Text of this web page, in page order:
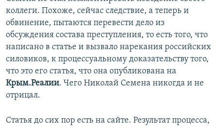
коллеги. Похоже, сейчас следствие, а теперь и
обвинение, пытаются перевести дело из
обсуждения состава преступления, то есть того, что
написано в статье и вызвало нарекания российских
силовиков, к процессуальному доказательству того,
что это его статья, что она опубликована на
Крым.Реалии. Чего Николай Семена никогда и не
отрицал.
Статья до сих пор есть на сайте. Результат процесса,